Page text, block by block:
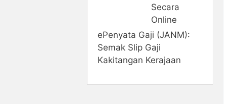
Secara
Online
ePenyata Gaji (JANM):
Semak Slip Gaji
Kakitangan Kerajaan